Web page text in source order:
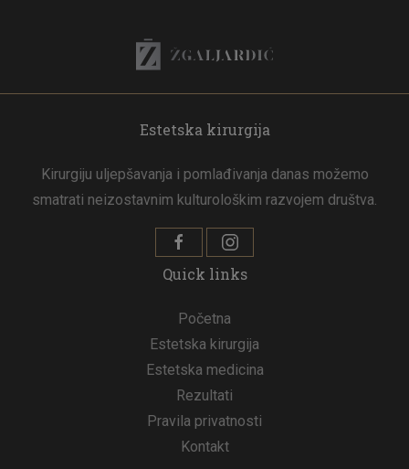
Estetska kirurgija
Kirurgiju uljepšavanja i pomlađivanja danas možemo
smatrati neizostavnim kulturološkim razvojem društva.
Quick links
Početna
Estetska kirurgija
Estetska medicina
Rezultati
Pravila privatnosti
Kontakt